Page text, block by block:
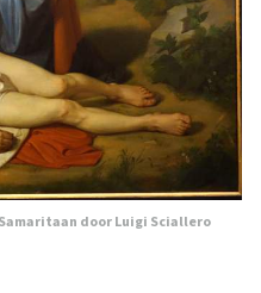
door Luigi Sciallero